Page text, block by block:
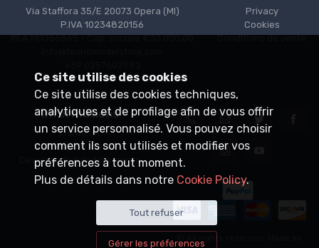
Via Staffora 35/E 20073 Opera (MI)
P.IVA 10234820156
REA MI1356865 - Cap. sociale €30.000,00
Privacy
Cookies
Conditions de vente
Informations
Livraison
Points de vente
Devenez distributeur agréé
Ce site utilise des cookies
Ce site utilise des cookies techniques,
analytiques et de profilage afin de vous offrir
un service personnalisé. Vous pouvez choisir
comment ils sont utilisés et modifier vos
préférences à tout moment.
Plus de détails dans notre Cookie Policy.
Tout refuser
Gérer les préférences